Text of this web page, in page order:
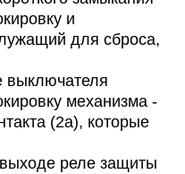
и
для сброса,
выключателя
механизма -
(2a), которые
реле защиты